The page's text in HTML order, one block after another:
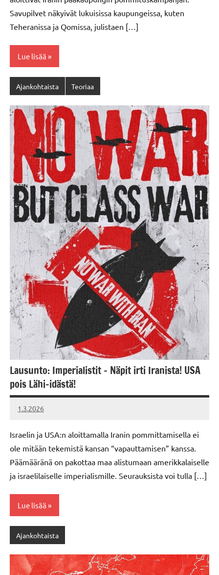
Savupilvet näkyivät lukuisissa kaupungeissa, kuten
Teheranissa ja Qomissa, julistaen […]
Lue lisää
Ajankohtaista Teoriaa
Lausunto: Imperialistit – Näpit irti Iranista! USA
pois Lähi-idästä!
1.3.2026
Vallankumous
Israelin ja USA:n aloittamalla Iranin pommittamisella ei
ole mitään tekemistä kansan “vapauttamisen” kanssa.
Päämääränä on pakottaa maa alistumaan amerikkalaiselle
ja israelilaiselle imperialismille. Seurauksista voi tulla […]
Lue lisää
Ajankohtaista